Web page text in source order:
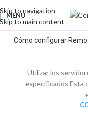
Skip to navigation
Skip to main content
MENU
Cómo configurar
Utilizar los
especificados Esta